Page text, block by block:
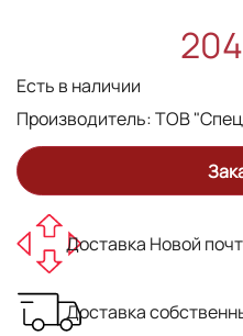
Есть в наличии
Производитель:ТОВ
Доставка Новой
Доставка